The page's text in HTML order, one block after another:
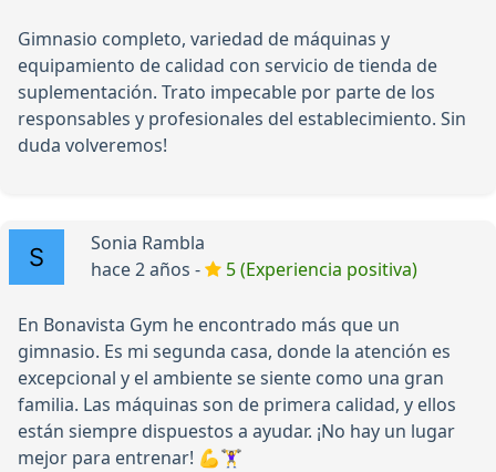
Gimnasio completo, variedad de máquinas y
equipamiento de calidad con servicio de tienda de
suplementación. Trato impecable por parte de los
responsables y profesionales del establecimiento. Sin
duda volveremos!
Sonia Rambla
hace 2 años -
5 (Experiencia positiva)
En Bonavista Gym he encontrado más que un
gimnasio. Es mi segunda casa, donde la atención es
excepcional y el ambiente se siente como una gran
familia. Las máquinas son de primera calidad, y ellos
están siempre dispuestos a ayudar. ¡No hay un lugar
mejor para entrenar! 💪🏋️‍♀️